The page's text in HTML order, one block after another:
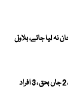
لیا جائے، بلاول
ڈیرہ غازی خان میں گھر کی چھت گر گئی ، 2 جاں بحق ، 3 افراد